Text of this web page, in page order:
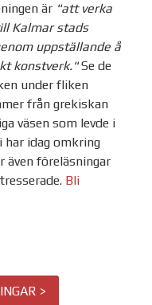
är "att verka
Kalmar stads
uppställande å
konstverk."Se de
under fliken
från grekiskan
väsen som levde i
har idag omkring
även föreläsningar
Bli
>